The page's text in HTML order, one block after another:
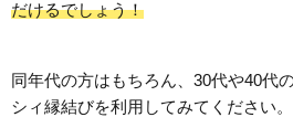
だけるでしょう！
同年代の方はもちろん、30代や40代
シィ縁結びを利用してみてください。